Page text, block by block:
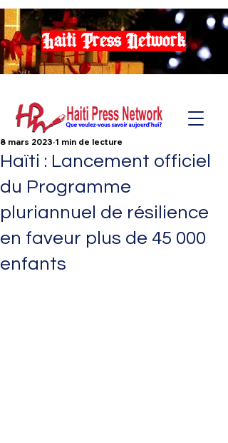
Haiti Press Network
Haïti : Lancement officiel
du Programme
pluriannuel de résilience
en faveur plus de 45 000
enfants
8 mars 2023 1 min de lecture